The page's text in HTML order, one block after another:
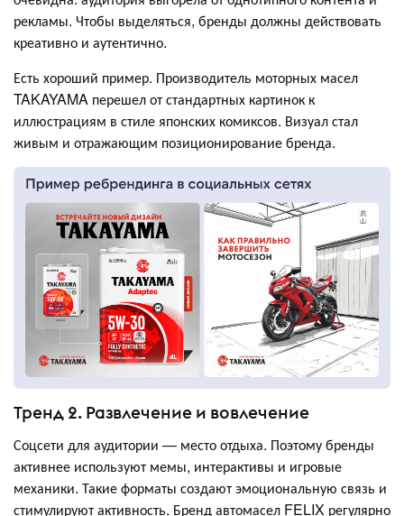
рекламы. Чтобы выделяться, бренды должны действовать
креативно и аутентично.
Есть хороший пример. Производитель моторных масел
TAKAYAMA перешел от стандартных картинок к
иллюстрациям в стиле японских комиксов. Визуал стал
живым и отражающим позиционирование бренда.
Тренд 2. Развлечение и вовлечение
Соцсети для аудитории — место отдыха. Поэтому бренды
активнее используют мемы, интерактивы и игровые
механики. Такие форматы создают эмоциональную связь и
стимулируют активность. Бренд автомасел FELIX регулярно